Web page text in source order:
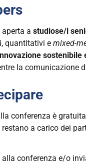
aperta a studiose/i
quantitativi e mixed-
sostenibile
la comunicazione
conferenza è
restano a carico dei
alla conferenza e/o